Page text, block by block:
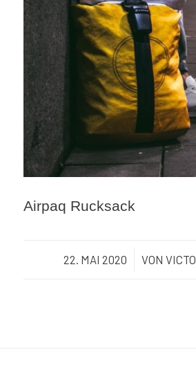
Airpaq Rucksack
22. MAI 2020
/ VON